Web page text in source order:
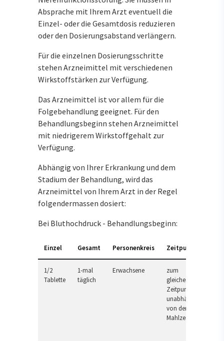
Absprache mit Ihrem Arzt eventuell die
Einzel- oder die Gesamtdosis reduzieren
oder den Dosierungsabstand verlängern.
Für die einzelnen Dosierungsschritte
stehen Arzneimittel mit verschiedenen
Wirkstoffstärken zur Verfügung.
Das Arzneimittel ist vor allem für die
Folgebehandlung geeignet. Für den
Behandlungsbeginn stehen Arzneimittel
mit niedrigerem Wirkstoffgehalt zur
Verfügung.
Abhängig von Ihrer Erkrankung und dem
Stadium der Behandlung, wird das
Arzneimittel von Ihrem Arzt in der Regel
folgendermassen dosiert:
Bei Bluthochdruck - Behandlungsbeginn:
Einzel Gesamt Personenkreis Zeitpunkt
1/2
Tablette
1-mal
täglich
Erwachsene
zum
gleichen
Zeitpunkt,
unabhängig
von der
Mahlzeit